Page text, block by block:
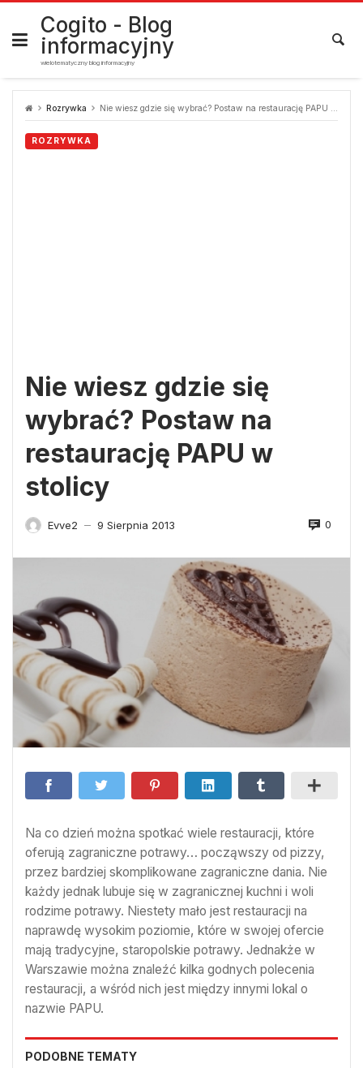
Skip
content
Cogito - Blog
informacyjny
wielotematyczny blog informacyjny
Rozrywka Nie wiesz gdzie się wybrać? Postaw na restaurację PAPU w stolicy
ROZRYWKA
Nie wiesz gdzie się
wybrać? Postaw na
restaurację PAPU w
stolicy
Evve2 — 9 Sierpnia 2013 0
Na co dzień można spotkać wiele restauracji, które
oferują zagraniczne potrawy… począwszy od pizzy,
przez bardziej skomplikowane zagraniczne dania. Nie
każdy jednak lubuje się w zagranicznej kuchni i woli
rodzime potrawy. Niestety mało jest restauracji na
naprawdę wysokim poziomie, które w swojej ofercie
mają tradycyjne, staropolskie potrawy. Jednakże w
Warszawie można znaleźć kilka godnych polecenia
restauracji, a wśród nich jest między innymi lokal o
nazwie PAPU.
PODOBNE TEMATY